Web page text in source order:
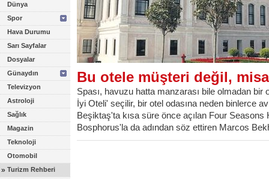
Dünya
Spor
Hava Durumu
Sarı Sayfalar
Dosyalar
Günaydın
Televizyon
Astroloji
Sağlık
Magazin
Teknoloji
Otomobil
» Turizm Rehberi
Bu otele müşteri değil,
Spası, havuzu hatta manzarası bile olmadan bir
İyi Oteli' seçilir, bir otel odasına neden binlerce
Beşiktaş'ta kısa süre önce açılan Four Seasons
Bosphorus'la da adından söz ettiren Marcos